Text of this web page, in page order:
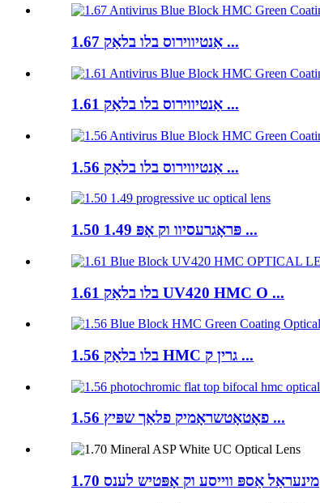
1.67 אַנטיווירוס בלו בלאַק ...
1.61 אַנטיווירוס בלו בלאַק ...
1.56 אַנטיווירוס בלו בלאַק ...
1.50 1.49 פּראָגרעסיוו וק אָפּ ...
1.61 בלו בלאַק UV420 HMC O ...
1.56 בלו בלאַק HMC גרין ק ...
1.56 פאָטאָטשראָמיק פלאַך שפּיץ ...
1.70 מינעראַל אַספּ ווייסע וק אָפּטיש לענס